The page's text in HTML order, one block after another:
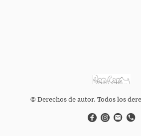
© Derechos de autor. Todos los